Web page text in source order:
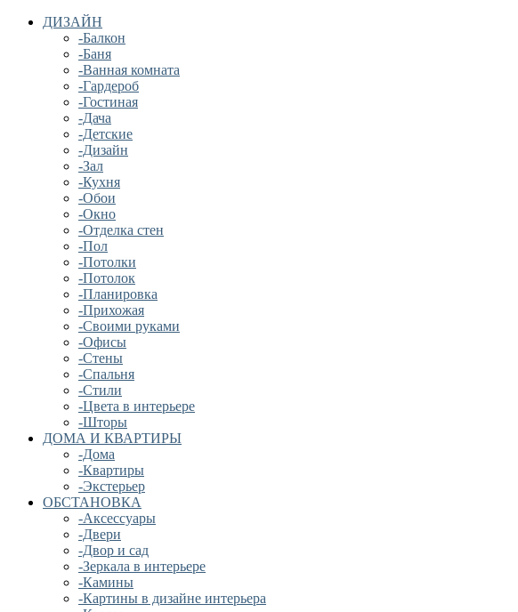
ДИЗАЙН
-Балкон
-Баня
-Ванная комната
-Гардероб
-Гостиная
-Дача
-Детские
-Дизайн
-Зал
-Кухня
-Обои
-Окно
-Отделка стен
-Пол
-Потолки
-Потолок
-Планировка
-Прихожая
-Своими руками
-Офисы
-Стены
-Спальня
-Стили
-Цвета в интерьере
-Шторы
ДОМА И КВАРТИРЫ
-Дома
-Квартиры
-Экстерьер
ОБСТАНОВКА
-Аксессуары
-Двери
-Двор и сад
-Зеркала в интерьере
-Камины
-Картины в дизайне интерьера